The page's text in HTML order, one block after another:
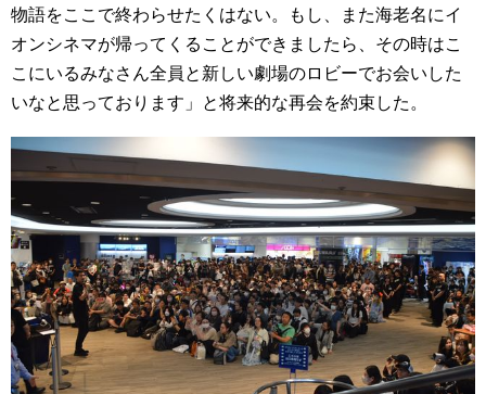
物語をここで終わらせたくはない。もし、また海老名にイ
オンシネマが帰ってくることができましたら、その時はこ
こにいるみなさん全員と新しい劇場のロビーでお会いした
いなと思っております」と将来的な再会を約束した。